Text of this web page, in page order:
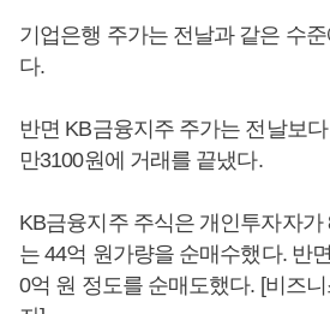
기업은행 주가는 전날과 같은 수
다.
반면 KB금융지주 주가는 전날보
만3100원에 거래를 끝냈다.
KB금융지주 주식은 개인투자자가
는 44억 원가량을 순매수했다. 반
0억 원 정도를 순매도했다. [비즈니